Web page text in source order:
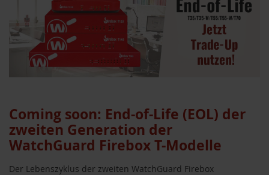
Coming soon: End-of-Life (EOL) der
zweiten Generation der
WatchGuard Firebox T-Modelle
Der Lebenszyklus der zweiten WatchGuard Firebox